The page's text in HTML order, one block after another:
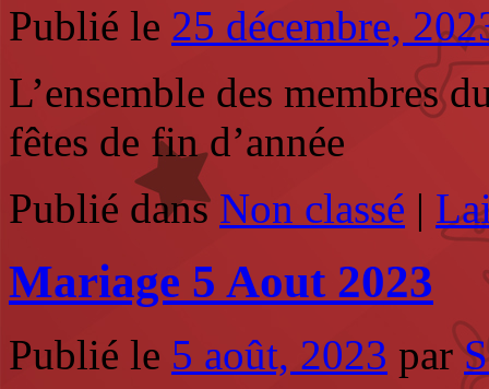
Publié le 25 décembre,
L’ensemble des membres
fêtes de fin d’année
Publié dans Non classé |
Mariage 5 Aout 2023
Publié le 5 août, 2023 par